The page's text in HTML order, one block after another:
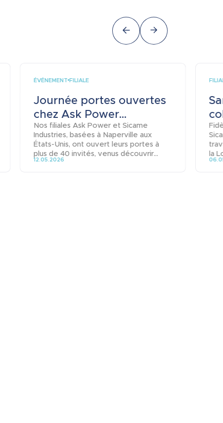
ÉVÉNEMENT FILIALE
Journée portes ouvertes
chez Ask Power...
Nos filiales Ask Power et Sicame
Industries, basées à Naperville aux
États-Unis, ont ouvert leurs portes à
plus de 40 invités, venus découvrir...
12.05.2026
la